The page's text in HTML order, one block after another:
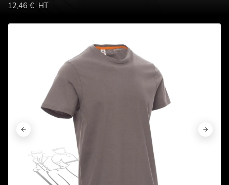
12,46 € HT
 
 
 
 
 